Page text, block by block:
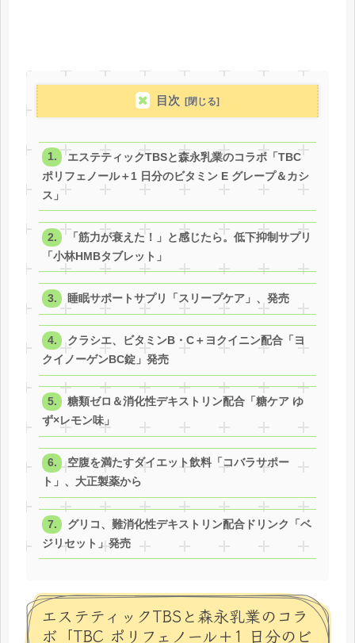
目次
エステティックTBSと森永乳業のコラボ「TBC
ポリフェノール＋1 日分のビタミン E グレープ＆カシ
ス」
「筋力が衰えた！」と感じたら。低下抑制サプリ
「小林HMBタブレット」
睡眠サポートサプリ「スリープケア」、発売
クラシエ、ビタミンB・C＋ヨクイニン配合「ヨ
クイノーゲンBC錠」発売
糖類ゼロ＆消化性デキストリン配合「糖ケア ゆ
ず×レモン味」
空腹を満たすダイエット飲料「コバラサポー
ト」、大正製薬から
グリコ、難消化性デキストリン配合ドリンク「ベ
ジリセット」発売
エステティックTBSと森永乳業のコラ
ボ「TBC ポリフェノール＋1 日分のビ